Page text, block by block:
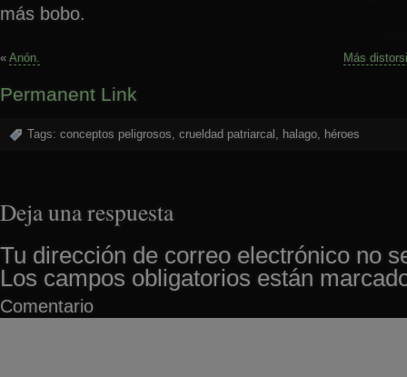
más bobo.
« Anón. Más
Permanent Link
Tags: conceptos peligrosos, crueldad patriarcal , halago, héroes
Deja una respuesta
Tu dirección de correo electrónico no
Los campos obligatorios están
Comentario